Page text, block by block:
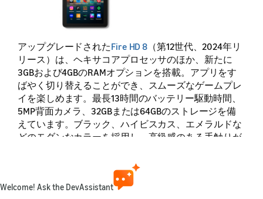
アップグレードされたFire HD 8 （第12世代、2024年リ
リース）は、ヘキサコアプロセッサのほか、新たに
3GBおよび4GBのRAMオプションを搭載。アプリをす
ばやく切り替えることができ、スムーズなゲームプレ
イを楽しめます。最長13時間のバッテリー駆動時間、
5MP背面カメラ、32GBまたは64GBのストレージを備
えています。ブラック、ハイビスカス、エメラルドな
どのモダンなカラーを採用し、高級感のある手触りが
機能仕様：Fire HD 8（2024、第12世代）
Welcome! Ask the DevAssistant